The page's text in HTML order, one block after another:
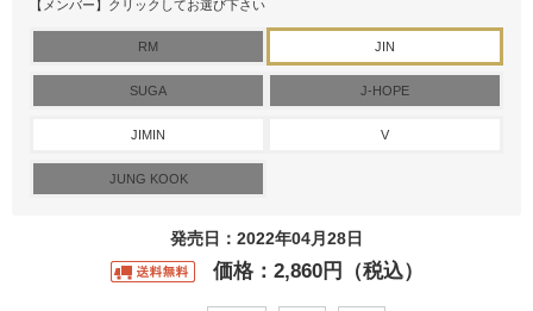
【メンバー】クリックしてお選び下さい
RM JIN
SUGA J-HOPE
JIMIN V
JUNG KOOK
発売日：2022年04月28日
価格：2,860円（税込）